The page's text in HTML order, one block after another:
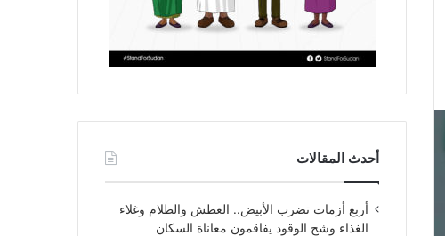
أحدث المقالات
أربع أزمات تضرب الأبيض.. العطش والظلام وغلاء
الغذاء وشح الوقود يفاقمون معاناة السكان